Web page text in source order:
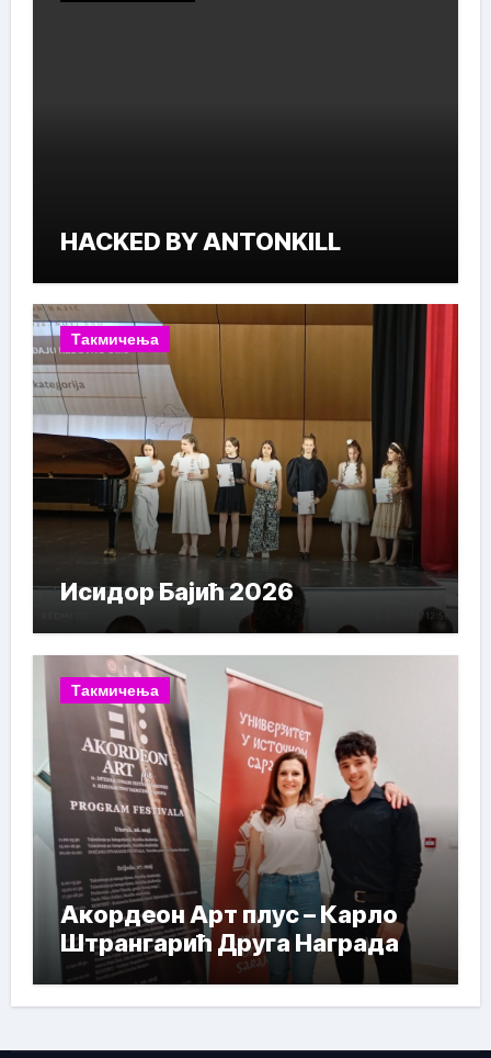
HACKED BY ANTONKILL
Такмичења
Исидор Бајић 2026
Такмичења
Акордеон Арт плус – Карло
Штрангарић Друга Награда